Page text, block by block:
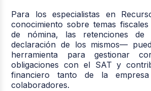
Para los especialistas en
conocimiento sobre temas
de nómina, las retenciones de
declaración de los mismos—
herramienta para gestionar
obligaciones con el SAT y
financiero tanto de la
colaboradores.